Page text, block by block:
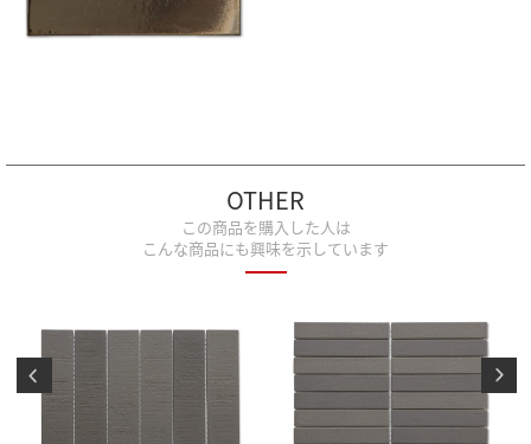
OTHER
この商品を購入した人は
こんな商品にも興味を示しています